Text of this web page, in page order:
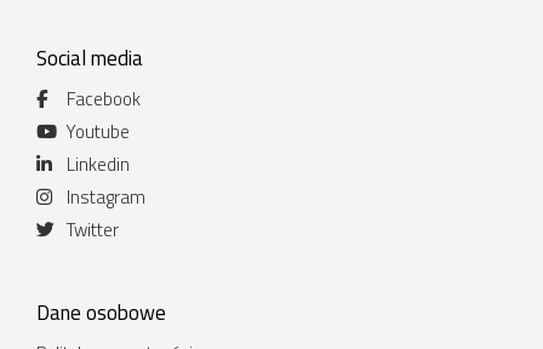
Social media
Facebook
Youtube
Linkedin
Instagram
Twitter
Dane osobowe